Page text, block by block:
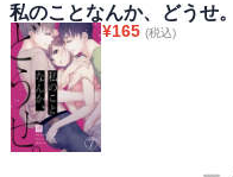
私のことなんか、どうせ
¥165 (税込)